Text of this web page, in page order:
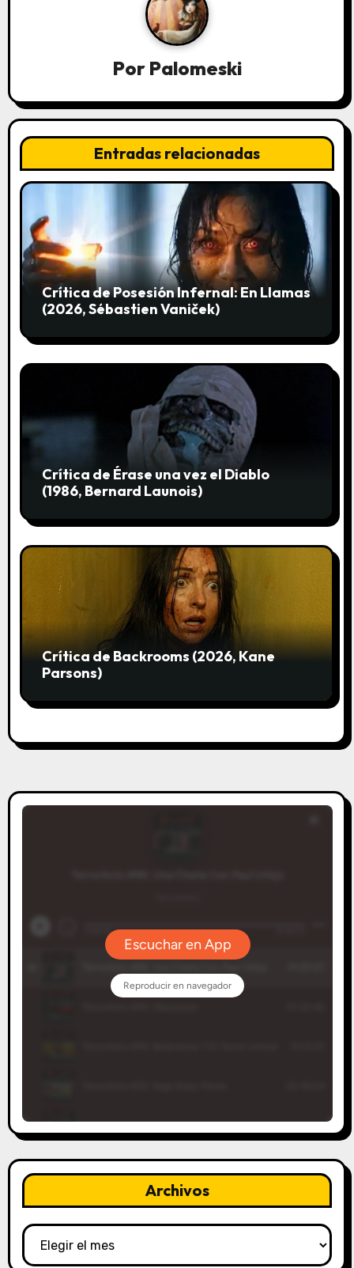
n
d
e
n
t
r
d
s
Por Palomeski
Entradas relacionadas
Crítica de Posesión Infernal: En Llamas
(2026, Sébastien Vaniček)
Crítica de Érase una vez el Diablo
(1986, Bernard Launois)
Crítica de Backrooms (2026, Kane
Parsons)
Archivos
Archivos